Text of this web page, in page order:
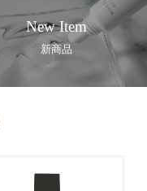
New Item
新商品